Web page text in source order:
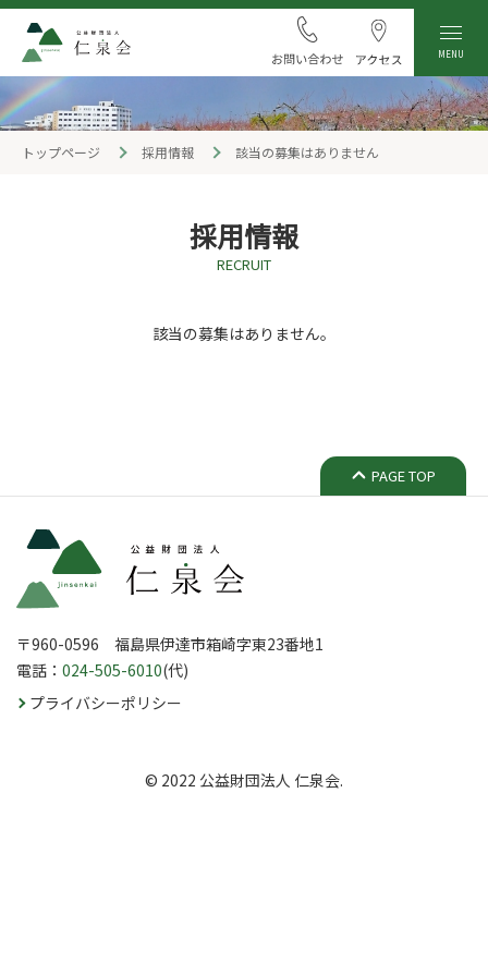
MENU
トップページ 採用情報 該当の募集はありません
採用情報
RECRUIT
該当の募集はありません。
PAGE TOP
〒960-0596 福島県伊達市箱崎字東23番地1
電話： 024-505-6010(代)
プライバシーポリシー
© 2022 公益財団法人 仁泉会.